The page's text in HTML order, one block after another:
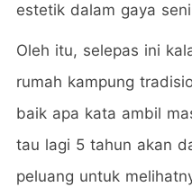
estetik dalam gaya
Oleh itu, selepas ini
rumah kampung
baik apa kata ambil
tau lagi 5 tahun akan
peluang untuk